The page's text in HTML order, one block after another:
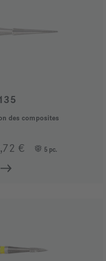
des composites
€ 5 pc.